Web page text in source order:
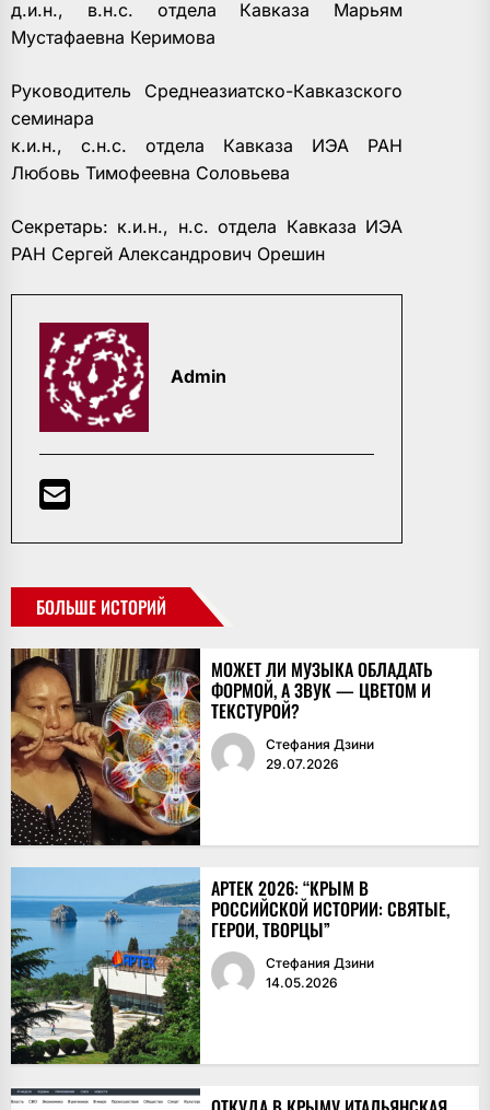
д.и.н., в.н.с. отдела Кавказа Марьям
Мустафаевна Керимова
Руководитель Среднеазиатско-Кавказского
семинара
к.и.н., с.н.с. отдела Кавказа ИЭА РАН
Любовь Тимофеевна Соловьева
Секретарь: к.и.н., н.с. отдела Кавказа ИЭА
РАН Сергей Александрович Орешин
Admin
БОЛЬШЕ ИСТОРИЙ
МОЖЕТ ЛИ МУЗЫКА ОБЛАДАТЬ
ФОРМОЙ, А ЗВУК — ЦВЕТОМ И
ТЕКСТУРОЙ?
Стефания Дзини
29.07.2026
АРТЕК 2026: “КРЫМ В
РОССИЙСКОЙ ИСТОРИИ: СВЯТЫЕ,
ГЕРОИ, ТВОРЦЫ”
Стефания Дзини
14.05.2026